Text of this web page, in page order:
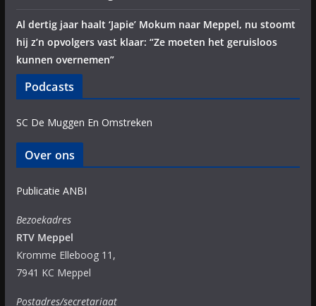
Al dertig jaar haalt ‘Japie’ Mokum naar Meppel, nu stoomt
hij z’n opvolgers vast klaar: “Ze moeten het geruisloos
kunnen overnemen”
Podcasts
SC De Muggen En Omstreken
Over ons
Publicatie ANBI
Bezoekadres
RTV Meppel
Kromme Elleboog 11,
7941 KC Meppel
Postadres/secretariaat